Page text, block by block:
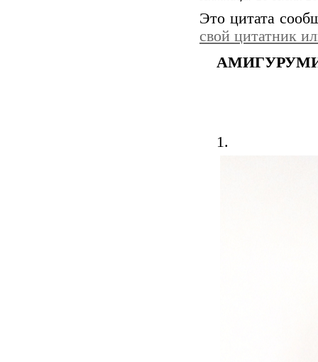
Это цитата
свой цитатник
1.